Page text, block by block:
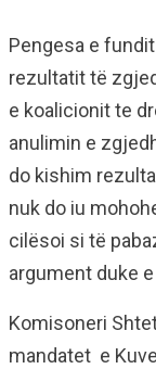
Pengesa e
rezultatit të
e koalicionit te
anulimin e
do kishim
nuk do iu
cilësoi si të
argument duke
Komisoneri
mandatet e